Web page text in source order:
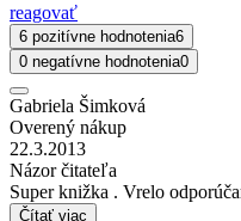
reagovať
6 pozitívne hodnotenia6
0 negatívne hodnotenia0
Gabriela Šimková
Overený nákup
22.3.2013
Názor čitateľa
Super knižka . Vrelo
Čítať viac